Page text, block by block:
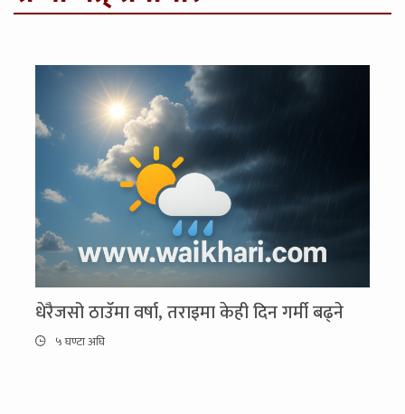
धेरैजसो ठाउँमा वर्षा, तराइमा केही दिन गर्मी बढ्ने
५ घण्टा अघि